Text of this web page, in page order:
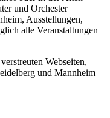
und Orchester
Ausstellungen,
alle Veranstaltungen
Webseiten,
und Mannheim –